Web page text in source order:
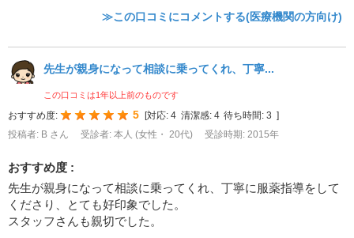
≫この口コミにコメントする(医療機関の方向け)
先生が親身になって相談に乗ってくれ、丁寧...
この口コミは1年以上前のものです
おすすめ度: 5 [対応: 4 清潔感: 4 待ち時間: 3 ]
投稿者: B さん
受診者: 本人 (女性・ 20代) 受診時期: 2015年
おすすめ度 :
先生が親身になって相談に乗ってくれ、丁寧に服薬指導をして
くださり、とても好印象でした。
スタッフさんも親切でした。